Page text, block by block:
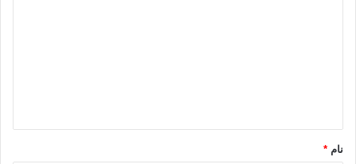
نام *